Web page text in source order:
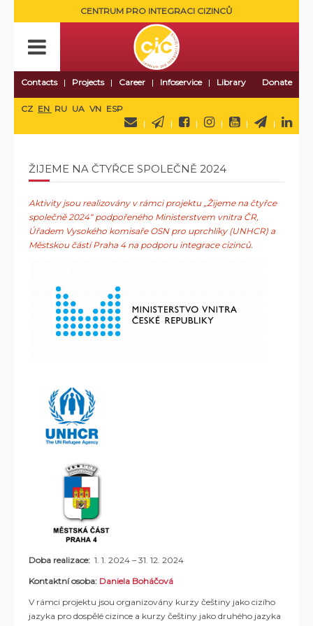
CENTRUM PRO INTEGRACI CIZINCŮ
Contacts Projects Career Infoservice Library Donate
CZ EN RU UA VN ESP
ŽIJEME NA ČTYŘCE SPOLEČNĚ 2024
Aktivity jsou realizovány v rámci projektu „Žijeme na čtyřce
společně 2024“ podpořeného Ministerstvem vnitra ČR,
Úřadem Vysokého komisaře OSN pro uprchlíky (UNHCR) a
Městskou částí Praha 4 na podporu integrace cizinců.
Doba realizace: 1. 1. 2024 – 31. 12. 2024
Kontaktní osoba: Daniela Boháčová
V rámci projektu jsou organizovány kurzy češtiny jako cizího
jazyka pro dospělé cizince a kurzy češtiny jako druhého jazyka